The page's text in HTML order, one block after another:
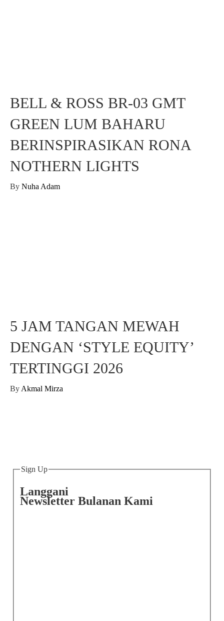
BELL & ROSS BR-03 GMT
GREEN LUM BAHARU
BERINSPIRASIKAN RONA
NOTHERN LIGHTS
By Nuha Adam
5 JAM TANGAN MEWAH
DENGAN ‘STYLE EQUITY’
TERTINGGI 2026
By Akmal Mirza
Sign Up
Langgani
Newsletter Bulanan Kami